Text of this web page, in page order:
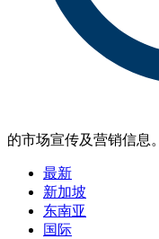
的市场宣传及营销信息。
最新
新加坡
东南亚
国际